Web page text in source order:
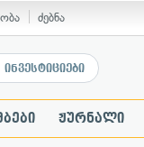
ძებნა
ინვესტიციები
ჟურნალი